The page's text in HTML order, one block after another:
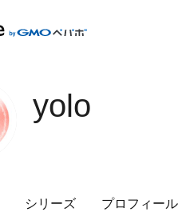
yolo
シリーズ プロフィール